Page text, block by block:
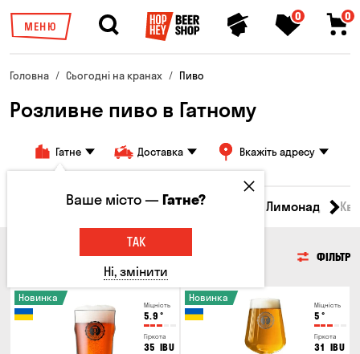
МЕНЮ
0 0
Головна Сьогодні на кранах Пиво
Розливне пиво в Гатному
Гатне Доставка Вкажіть адресу
Всі товари Пиво Сидр Лимонад
ФІЛЬТР
Міцність
5.9 °
Гіркота
35 IBU
Новинка
Міцність
5 °
Гіркота
31 IBU
Новинка
Ваше місто —Гатне?
ТАК
Ні, змінити